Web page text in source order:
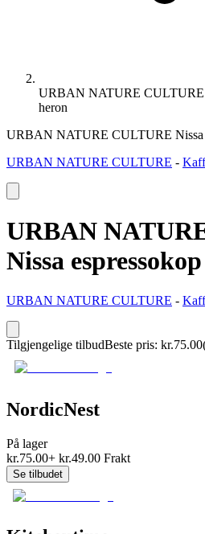
URBAN NATURE CULTURE
heron
URBAN NATURE CULTURE Nissa
URBAN NATURE CULTURE -
URBAN
Nissa
URBAN NATURE CULTURE -
Tilgjengelige tilbudBeste pris: kr.75.00
NordicNest
På lager
kr.75.00+ kr.49.00 Frakt
Se tilbudet